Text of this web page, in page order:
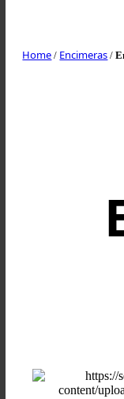
Home / Encimeras /